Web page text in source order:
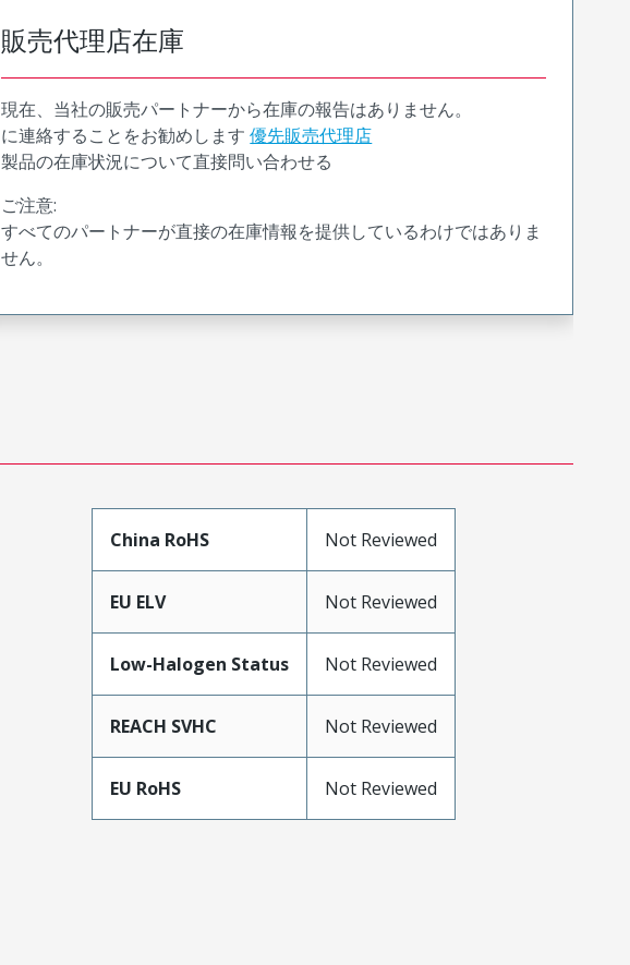
販売代理店在庫
現在、当社の販売パートナーから在庫の報告はありません。
に連絡することをお勧めします 優先販売代理店
製品の在庫状況について直接問い合わせる
ご注意:
すべてのパートナーが直接の在庫情報を提供しているわけではありま
せん。
China RoHS Not Reviewed
EU ELV Not Reviewed
Low-Halogen Status Not Reviewed
REACH SVHC Not Reviewed
EU RoHS Not Reviewed